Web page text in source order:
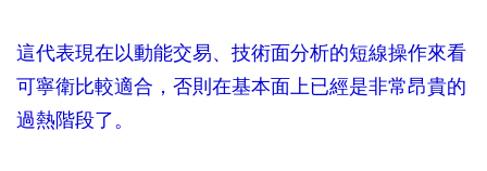
這代表現在以動能交易、技術面分析的短線操作來看
可寧衛比較適合，否則在基本面上已經是非常昂貴的
過熱階段了。